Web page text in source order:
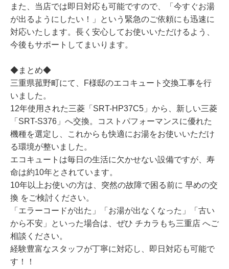
また、当店では即日対応も可能ですので、「今すぐお湯
が出るようにしたい！」という緊急のご依頼にも迅速に
対応いたします。長く安心してお使いいただけるよう、
今後もサポートしてまいります。
◆まとめ◆
三重県菰野町にて、F様邸のエコキュート交換工事を行
いました。
12年使用された三菱「SRT-HP37C5」から、新しい三菱
「SRT-S376」へ交換。コストパフォーマンスに優れた
機種を選定し、これからも快適にお湯をお使いいただけ
る環境が整いました。
エコキュートは毎日の生活に欠かせない設備ですが、寿
命は約10年とされています。
10年以上お使いの方は、突然の故障で困る前に 早めの交
換 をご検討ください。
「エラーコードが出た」「お湯が出なくなった」「古い
から不安」といった場合は、ぜひ チカラもち三重店 へご
相談ください。
経験豊富なスタッフが丁寧に対応し、即日対応も可能で
す！！